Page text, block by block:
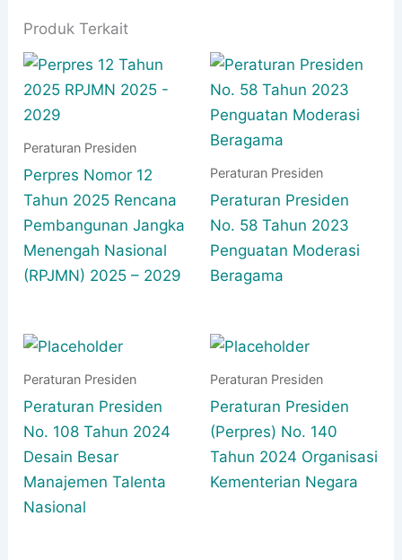
Produk Terkait
Peraturan Presiden
Perpres Nomor 12
Tahun 2025 Rencana
Pembangunan Jangka
Menengah Nasional
(RPJMN) 2025 – 2029
Peraturan Presiden
Peraturan Presiden
No. 58 Tahun 2023
Penguatan Moderasi
Beragama
Peraturan Presiden
Peraturan Presiden
No. 108 Tahun 2024
Desain Besar
Manajemen Talenta
Nasional
Peraturan Presiden
Peraturan Presiden
(Perpres) No. 140
Tahun 2024 Organisasi
Kementerian Negara